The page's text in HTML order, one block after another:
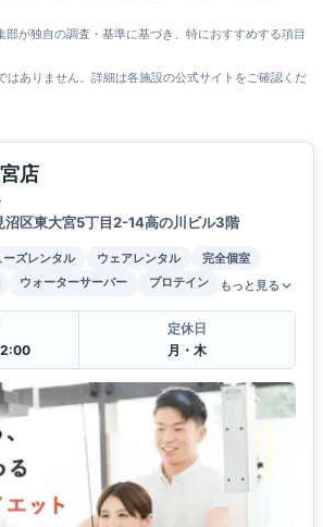
が独自の調査・基準に基づき、特におすすめする項目
はありません。詳細は各施設の公式サイトをご確認くだ
店
沼区東大宮5丁目2-14高の川ビル3階
ーズレンタル ウェアレンタル
完全個室
ウォーターサーバー プロテイン もっと見る
定休日
月・木